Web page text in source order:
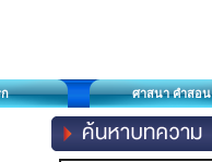
ศาสนา คำสอน